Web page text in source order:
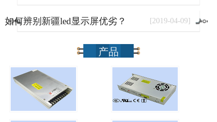
因素有哪些？
如何辨别新疆led显示屏优劣？ [2019-04-09]
产品